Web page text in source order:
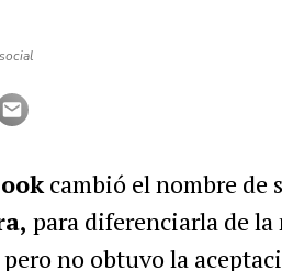
cambió el nombre de
para diferenciarla de
no obtuvo la